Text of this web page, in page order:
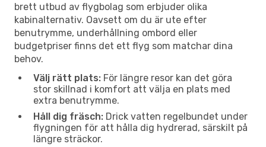
brett utbud av flygbolag som erbjuder olika
kabinalternativ. Oavsett om du är ute efter
benutrymme, underhållning ombord eller
budgetpriser finns det ett flyg som matchar dina
behov.
Välj rätt plats: För längre resor kan det göra
stor skillnad i komfort att välja en plats med
extra benutrymme.
Håll dig fräsch: Drick vatten regelbundet under
flygningen för att hålla dig hydrerad, särskilt på
längre sträckor.